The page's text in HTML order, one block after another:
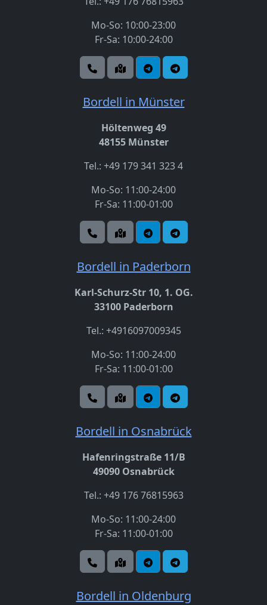
Mo-So: 10:00-23:00
Fr-Sa: 10:00-24:00
Bordell in Münster
Höltenweg 49
48155 Münster
Tel.: +49 179 341 323 4
Mo-So: 11:00-24:00
Fr-Sa: 11:00-01:00
Bordell in Paderborn
Karl-Schurz-Str 10, 1. OG.
33100 Paderborn
Tel.: +4916097009345
Mo-So: 11:00-24:00
Fr-Sa: 11:00-01:00
Bordell in Osnabrück
Hafenringstraße 11/B
49090 Osnabrück
Tel.: +49 176 76815963
Mo-So: 11:00-24:00
Fr-Sa: 11:00-01:00
Bordell in Oldenburg